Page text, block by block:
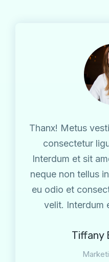
Thanx! Metus
consectetur
Interdum et sit
neque non tellus
eu odio et
velit. Interdum
Tiffany